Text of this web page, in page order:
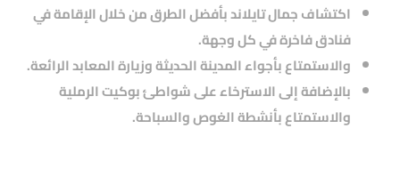
اكتشاف جمال تايلاند بأفضل الطرق من خلال الإقامة في
فنادق فاخرة في كل وجهة.
والاستمتاع بأجواء المدينة الحديثة وزيارة المعابد الرائعة.
بالإضافة إلى الاسترخاء على شواطئ بوكيت الرملية
والاستمتاع بأنشطة الغوص والسباحة.